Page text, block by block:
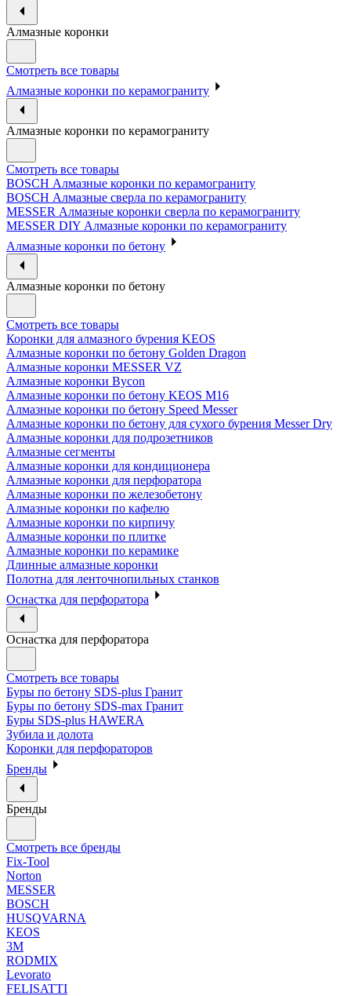
Алмазные коронки
Смотреть все товары
Алмазные коронки по керамограниту
Алмазные коронки по керамограниту
Смотреть все товары
BOSCH Алмазные коронки по керамограниту
BOSCH Алмазные сверла по керамограниту
MESSER Алмазные коронки сверла по керамограниту
MESSER DIY Алмазные коронки по керамограниту
Алмазные коронки по бетону
Алмазные коронки по бетону
Смотреть все товары
Коронки для алмазного бурения KEOS
Алмазные коронки по бетону Golden Dragon
Алмазные коронки MESSER VZ
Алмазные коронки Bycon
Алмазные коронки по бетону KEOS M16
Алмазные коронки по бетону Speed Messer
Алмазные коронки по бетону для сухого бурения Messer Dry
Алмазные коронки для подрозетников
Алмазные сегменты
Алмазные коронки для кондиционера
Алмазные коронки для перфоратора
Алмазные коронки по железобетону
Алмазные коронки по кафелю
Алмазные коронки по кирпичу
Алмазные коронки по плитке
Алмазные коронки по керамике
Длинные алмазные коронки
Полотна для ленточнопильных станков
Оснастка для перфоратора
Оснастка для перфоратора
Смотреть все товары
Буры по бетону SDS-plus Гранит
Буры по бетону SDS-max Гранит
Буры SDS-plus HAWERA
Зубила и долота
Коронки для перфораторов
Бренды
Бренды
Смотреть все бренды
Fix-Tool
Norton
MESSER
BOSCH
HUSQVARNA
KEOS
3М
RODMIX
Levorato
FELISATTI